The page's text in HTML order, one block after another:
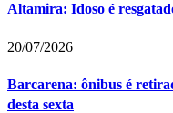
Altamira: Idoso é
20/07/2026
Barcarena: ônibus é
desta sexta